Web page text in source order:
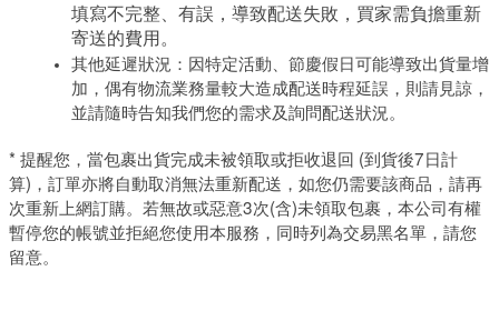
填寫不完整、有誤，導致配送失敗，買家需負擔重新
寄送的費用。
其他延遲狀況：因特定活動、節慶假日可能導致出貨量增
加，偶有物流業務量較大造成配送時程延誤，則請見諒，
並請隨時告知我們您的需求及詢問配送狀況。
* 提醒您，當包裹出貨完成未被領取或拒收退回 (到貨後7日計
算)，訂單亦將自動取消無法重新配送，如您仍需要該商品，請再
次重新上網訂購。若無故或惡意3次(含)未領取包裹，本公司有權
暫停您的帳號並拒絕您使用本服務，同時列為交易黑名單，請您
留意。